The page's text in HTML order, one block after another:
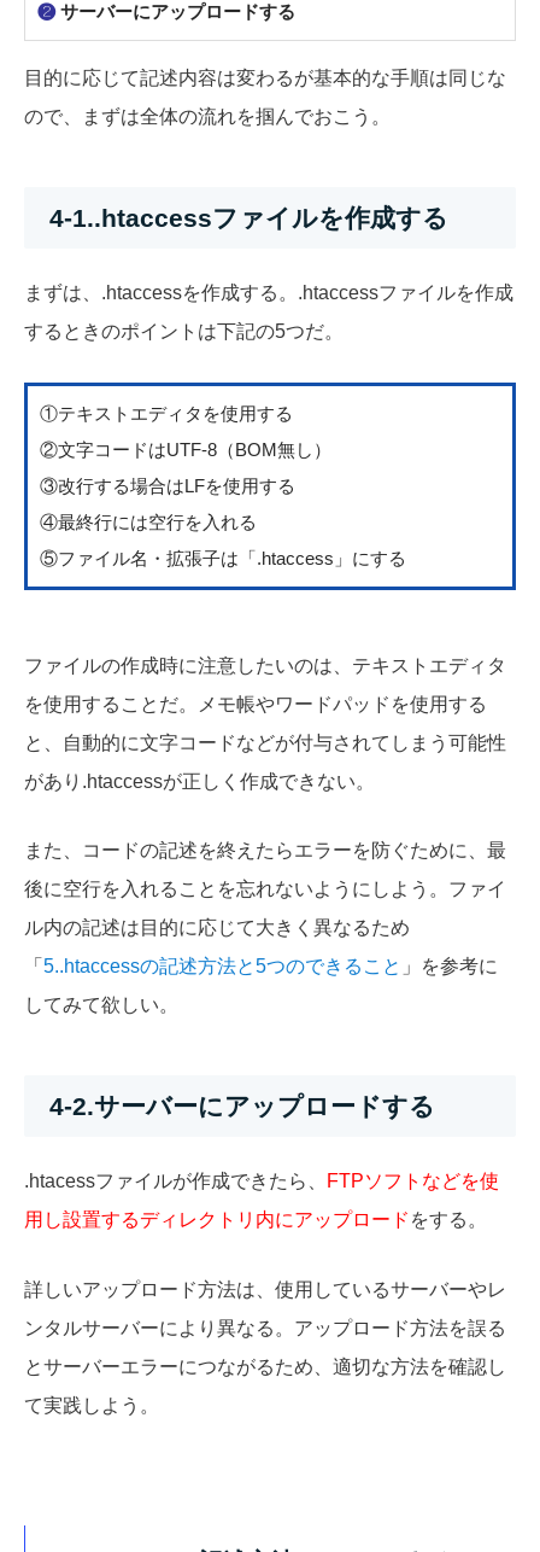
❷サーバーにアップロードする
目的に応じて記述内容は変わるが基本的な手順は同じな
ので、まずは全体の流れを掴んでおこう。
4-1..htaccessファイルを作成する
まずは、.htaccessを作成する。.htaccessファイルを作成
するときのポイントは下記の5つだ。
①テキストエディタを使用する
②文字コードはUTF-8（BOM無し）
③改行する場合はLFを使用する
④最終行には空行を入れる
⑤ファイル名・拡張子は「.htaccess」にする
ファイルの作成時に注意したいのは、テキストエディタ
を使用することだ。メモ帳やワードパッドを使用する
と、自動的に文字コードなどが付与されてしまう可能性
があり.htaccessが正しく作成できない。
また、コードの記述を終えたらエラーを防ぐために、最
後に空行を入れることを忘れないようにしよう。ファイ
ル内の記述は目的に応じて大きく異なるため
「 5..htaccessの記述方法と5つのできること 」を参考に
してみて欲しい。
4-2.サーバーにアップロードする
.htacessファイルが作成できたら、
FTPソフトなどを使
用し設置するディレクトリ内にアップロード をする。
詳しいアップロード方法は、使用しているサーバーやレ
ンタルサーバーにより異なる。アップロード方法を誤る
とサーバーエラーにつながるため、適切な方法を確認し
て実践しよう。